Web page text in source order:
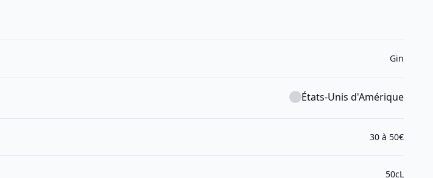
Gin
États-Unis d'Amérique
30 à 50€
50cL